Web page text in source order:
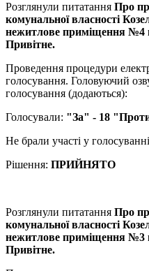
Розглянули питатання Про
комунальної власності
нежитлове приміщення №4
Привітне.
Проведення процедури
голосування. Головуючий
голосування (додаються):
Голосували: "За" - 18
Не брали участі у
Рішення: ПРИЙНЯТО
Розглянули питатання Про
комунальної власності
нежитлове приміщення №3
Привітне.